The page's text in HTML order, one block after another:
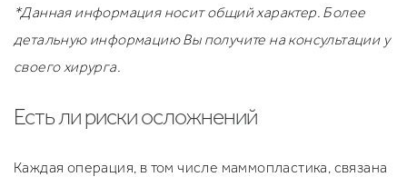
*Данная информация носит общий характер. Более
детальную информацию Вы получите на консультации у
своего хирурга.
Есть ли риски осложнений
Каждая операция, в том числе маммопластика, связана